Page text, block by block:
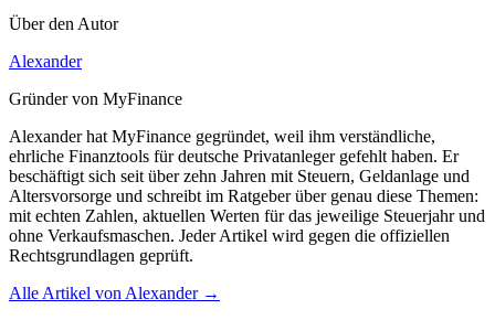
Über den Autor
Alexander
Gründer von MyFinance
Alexander hat MyFinance gegründet, weil ihm verständliche,
ehrliche Finanztools für deutsche Privatanleger gefehlt haben. Er
beschäftigt sich seit über zehn Jahren mit Steuern, Geldanlage und
Altersvorsorge und schreibt im Ratgeber über genau diese Themen:
mit echten Zahlen, aktuellen Werten für das jeweilige Steuerjahr und
ohne Verkaufsmaschen. Jeder Artikel wird gegen die offiziellen
Rechtsgrundlagen geprüft.
Alle Artikel von Alexander→